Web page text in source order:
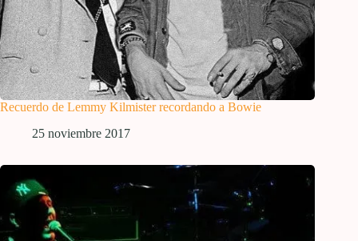
Recuerdo de Lemmy Kilmister recordando a Bowie
25 noviembre 2017